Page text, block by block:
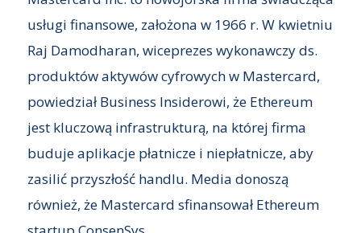
usługi finansowe, założona w 1966 r. W kwietniu
Raj Damodharan, wiceprezes wykonawczy ds.
produktów aktywów cyfrowych w Mastercard,
powiedział Business Insiderowi, że Ethereum
jest kluczową infrastrukturą, na której firma
buduje aplikacje płatnicze i niepłatnicze, aby
zasilić przyszłość handlu. Media donoszą
również, że Mastercard sfinansował Ethereum